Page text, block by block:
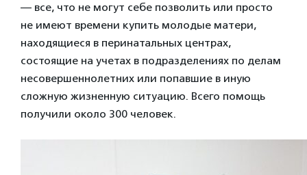
— все, что не могут себе позволить или просто
не имеют времени купить молодые матери,
находящиеся в перинатальных центрах,
состоящие на учетах в подразделениях по делам
несовершеннолетних или попавшие в иную
сложную жизненную ситуацию. Всего помощь
получили около 300 человек.